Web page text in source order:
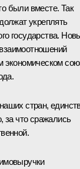
были вместе. Так
укреплять
государства.
экономическом
стран,
за что сражались